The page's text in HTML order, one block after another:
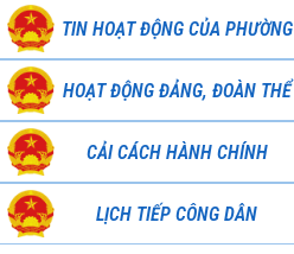
TIN HOẠT ĐỘNG CỦA PHƯỜNG
HOẠT ĐỘNG ĐẢNG, ĐOÀN THỂ
CẢI CÁCH HÀNH CHÍNH
LỊCH TIẾP CÔNG DÂN